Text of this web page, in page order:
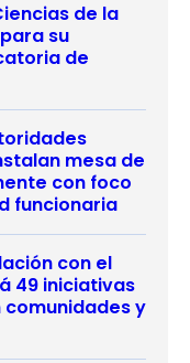
de la
su
de
mesa de
con foco
funcionaria
con el
49 iniciativas
y